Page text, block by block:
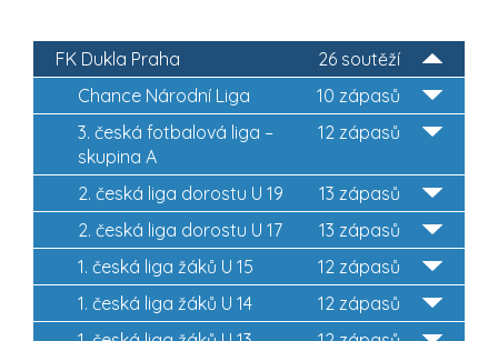
26 soutěží
FK Dukla Praha
10 zápasů
Chance Národní Liga
12 zápasů
3. česká fotbalová liga –
skupina A
13 zápasů
2. česká liga dorostu U 19
13 zápasů
2. česká liga dorostu U 17
12 zápasů
1. česká liga žáků U 15
12 zápasů
1. česká liga žáků U 14